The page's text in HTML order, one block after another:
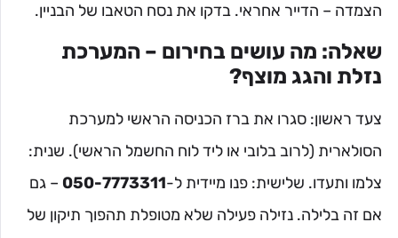
הצמדה – הדייר אחראי. בדקו את נסח הטאבו של הבניין.
שאלה: מה עושים בחירום – המערכת
נזלת והגג מוצף?
צעד ראשון: סגרו את ברז הכניסה הראשי למערכת
הסולארית (לרוב בלובי או ליד לוח החשמל הראשי). שנית:
צלמו ותעדו. שלישית: פנו מיידית ל-050-7773311 – גם
אם זה בלילה. נזילה פעילה שלא מטופלת תהפוך תיקון של